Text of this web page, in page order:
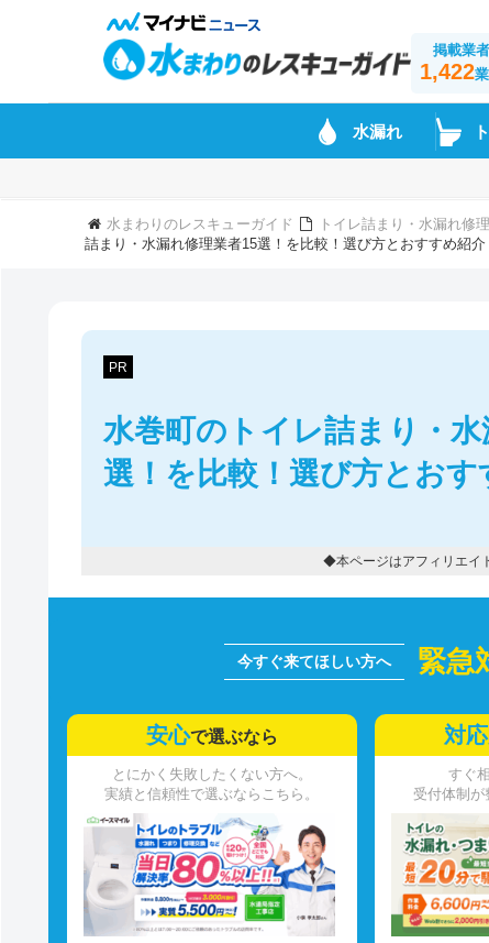
掲載業者
1,422
水漏れ
水まわりのレスキューガイド トイレ詰まり・水漏れ修
詰まり・水漏れ修理業者15選！を比較！選び方とおすすめ紹介
PR
水巻町のトイレ詰まり・
選！を比較！選び方とおす
◆本ページはアフィリエイ
緊急
安心で選ぶなら
とにかく失敗したくない方へ。
実績と信頼性で選ぶならこちら。
対
すぐ
受付体制が